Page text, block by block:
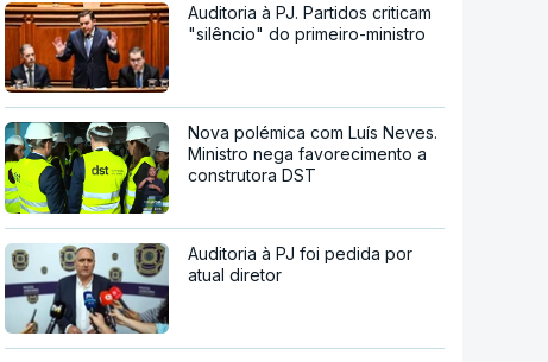
Auditoria à PJ. Partidos criticam
"silêncio" do primeiro-ministro
Nova polémica com Luís Neves.
Ministro nega favorecimento a
construtora DST
Auditoria à PJ foi pedida por
atual diretor